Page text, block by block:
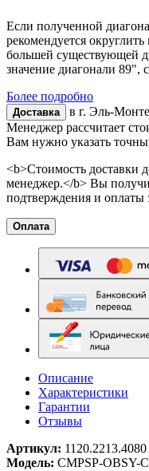
Если полученной
рекомендуется
большей существующей
значение диагонали 89",
Более подробно
Доставка в г. Эль-Монте
Менеджер рассчитает
Вам нужно указать
<b>Стоимость доставки
менеджер.</b> Вы
подтверждения и оплаты
Оплата
Описание
Характеристики
Гарантии
Отзывы
Артикул: 1120.2213.4080
Модель: CMPSP-OBSY-